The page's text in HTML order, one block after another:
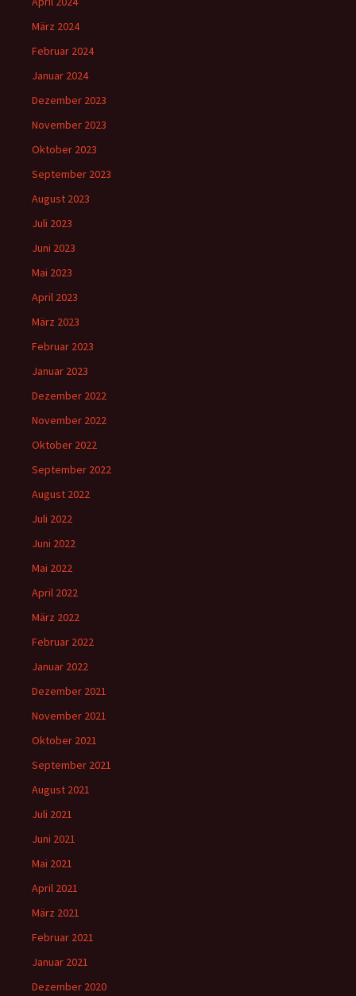
März 2024
Februar 2024
Januar 2024
Dezember 2023
November 2023
Oktober 2023
September 2023
August 2023
Juli 2023
Juni 2023
Mai 2023
April 2023
März 2023
Februar 2023
Januar 2023
Dezember 2022
November 2022
Oktober 2022
September 2022
August 2022
Juli 2022
Juni 2022
Mai 2022
April 2022
März 2022
Februar 2022
Januar 2022
Dezember 2021
November 2021
Oktober 2021
September 2021
August 2021
Juli 2021
Juni 2021
Mai 2021
April 2021
März 2021
Februar 2021
Januar 2021
Dezember 2020